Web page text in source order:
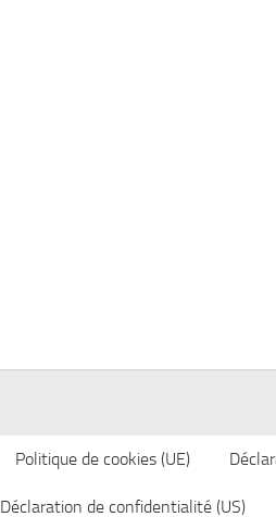
Politique de cookies (UE)
Déclaration de confidentialité (US)